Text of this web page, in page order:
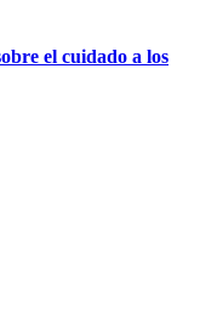
el cuidado a los